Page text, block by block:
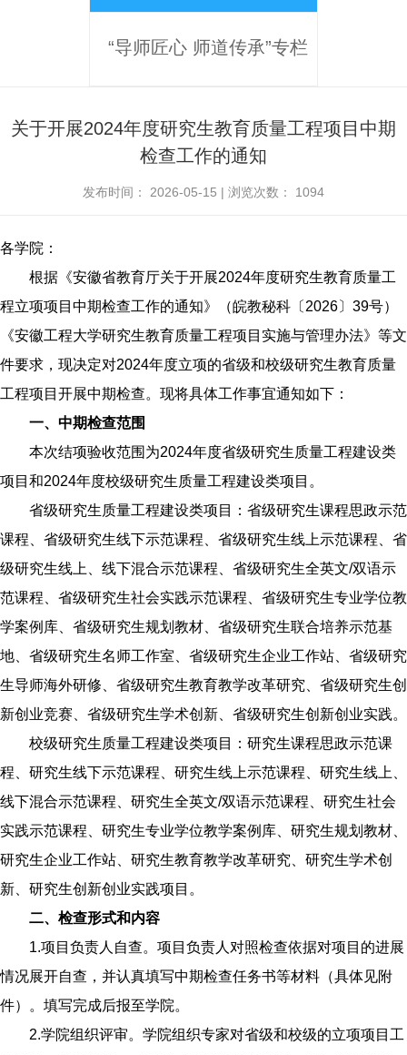
“导师匠心 师道传承”专栏
关于开展2024年度研究生教育质量工程项目中期
检查工作的通知
发布时间： 2026-05-15 | 浏览次数： 1094
各学院：
根据《安徽省教育厅关于开展2024年度研究生教育质量工
程立项项目中期检查工作的通知》（皖教秘科〔2026〕39号）
《安徽工程大学研究生教育质量工程项目实施与管理办法》等文
件要求，现决定对2024年度立项的省级和校级研究生教育质量
工程项目开展中期检查。现将具体工作事宜通知如下：
一、中期检查范围
本次结项验收范围为2024年度省级研究生质量工程建设类
项目和2024年度校级研究生质量工程建设类项目。
省级研究生质量工程建设类项目： 省级研究生课程思政示范
课程、省级研究生线下示范课程、省级研究生线上示范课程、省
级研究生线上、线下混合示范课程、省级研究生全英文/双语示
范课程、省级研究生社会实践示范课程、省级研究生专业学位教
学案例库、省级研究生规划教材、省级研究生联合培养示范基
地、省级研究生名师工作室、省级研究生企业工作站、省级研究
生导师海外研修、省级研究生教育教学改革研究、省级研究生创
新创业竞赛、省级研究生学术创新、省级研究生创新创业实践。
校级研究生质量工程建设类项目：研究生课程思政示范课
程、研究生线下示范课程、研究生线上示范课程、研究生线上、
线下混合示范课程、研究生全英文/双语示范课程、研究生社会
实践示范课程、研究生专业学位教学案例库、研究生规划教材、
研究生企业工作站、研究生教育教学改革研究、研究生学术创
新、研究生创新创业实践项目。
二、检查形式和内容
1.项目负责人自查。项目负责人对照检查依据对项目的进展
情况展开自查，并认真填写中期检查任务书等材料（具体见附
件）。填写完成后报至学院。
2.学院组织评审。学院组织专家对省级和校级的立项项目工